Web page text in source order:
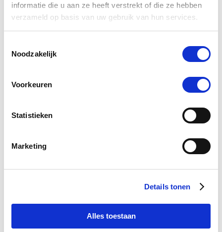
informatie die u aan ze heeft verstrekt of die ze hebben
verzameld op basis van uw gebruik van hun services.
Noodzakelijk
Voorkeuren
Statistieken
Marketing
Details tonen
Alles toestaan
5.0
2 Beoordelingen
Vitalstyle StressControl+ 30 ml
-20 %